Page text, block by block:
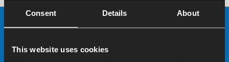
Consent Details About
This website uses cookies
KONTAKT